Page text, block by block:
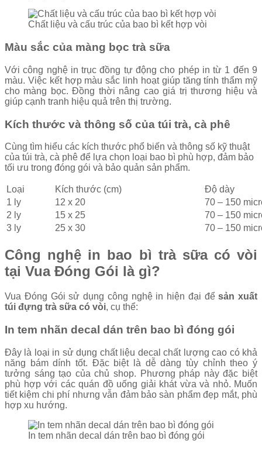
Chất liệu và cấu trúc của bao bì kết hợp vòi
Màu sắc của màng bọc trà sữa
Với công nghệ in trục đồng tự động cho phép in từ 1 đến 9
màu. Việc kết hợp màu sắc linh hoạt giúp tăng tính thẩm mỹ
cho màng bọc. Đồng thời nâng cao giá trị thương hiệu và
giúp cạnh tranh hiệu quả trên thị trường.
Kích thước và thông số của túi trà, cà phê
Cùng tìm hiểu các kích thước phổ biến và thông số kỹ thuật
của túi trà, cà phê để lựa chọn loại bao bì phù hợp, đảm bảo
tối ưu trong đóng gói và bảo quản sản phẩm.
Loại Kích thước (cm)
Độ dày
1 ly
12 x 20
70 – 150
2 ly
15 x 25
70 – 150
3 ly
25 x 30 70 – 150
Công nghệ in bao bì trà sữa có vòi
tại Vua Đóng Gói là gì?
Vua Đóng Gói sử dụng công nghệ in hiện đại đểsản xuất
túi đựng trà sữa có vòi, cụ thể:
In tem nhãn decal dán trên bao bì đóng gói
Đây là loại in sử dụng chất liệu decal chất lượng cao có khả
năng bám dính tốt. Đặc biệt là dễ dàng tùy chỉnh theo ý
tưởng sáng tạo của chủ shop. Phương pháp này đặc biệt
phù hợp với các quán đồ uống giải khát vừa và nhỏ. Muốn
tiết kiệm chi phí nhưng vẫn đảm bảo sàn phẩm đẹp mắt, phù
hợp xu hướng.
In tem nhãn decal dán trên bao bì đóng gói